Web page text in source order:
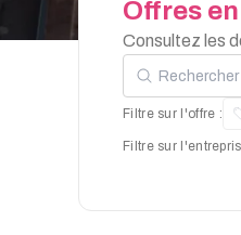
Offres en
Consultez les
Rechercher par
Filtre sur l'offre :
Filtre sur